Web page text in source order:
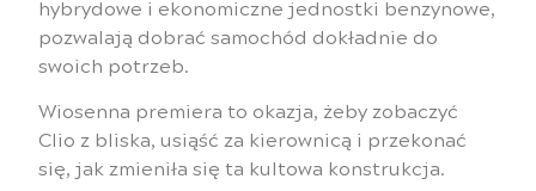
hybrydowe i ekonomiczne jednostki benzynowe,
pozwalają dobrać samochód dokładnie do
swoich potrzeb.
Wiosenna premiera to okazja, żeby zobaczyć
Clio z bliska, usiąść za kierownicą i przekonać
się, jak zmieniła się ta kultowa konstrukcja.